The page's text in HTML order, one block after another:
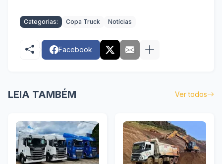
Categorias: Copa Truck Notícias
Facebook
LEIA TAMBÉM Ver todos